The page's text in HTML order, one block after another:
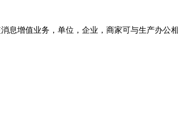
增值业务，单位，企业，商家可与生产办公